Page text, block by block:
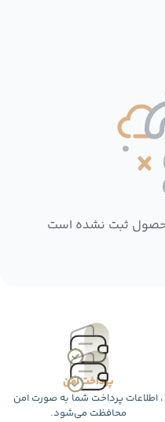
ثبت نشده است
پرداخت امن
، اطلاعات پرداخت شما به صورت امن
محافظت می‌شود.